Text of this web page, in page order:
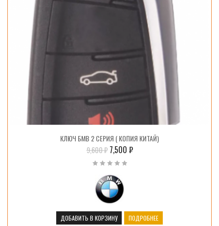
КЛЮЧ БМВ 2 СЕРИЯ ( КОПИЯ КИТАЙ)
9,600₽ 7,500 ₽
ДОБАВИТЬ В КОРЗИНУ ПОДРОБНЕЕ